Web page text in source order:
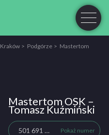
Kraków Podgórze
Mastertom
Mastertom OSK –
Tomasz Kuźmiński
501 691 248 Pokaż numer